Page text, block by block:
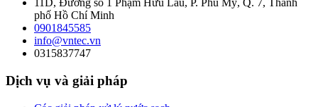
11D, Đường số 1 Phạm Hữu Lầu, P. Phú Mỹ, Q. 7, Thành
phố Hồ Chí Minh
0901845585
info@vntec.vn
0315837747
Dịch vụ và giải pháp